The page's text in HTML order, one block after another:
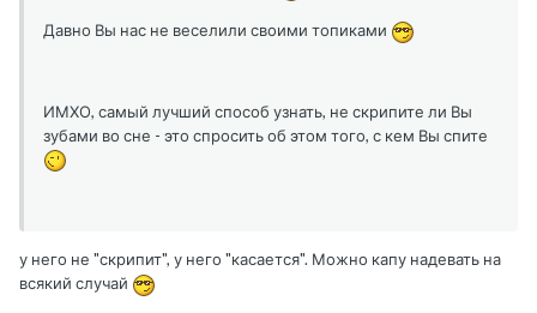
Давно Вы нас не веселили своими топиками
ИМХО, самый лучший способ узнать, не скрипите ли Вы
зубами во сне - это спросить об этом того, с кем Вы спите
у него не "скрипит", у него "касается". Можно капу надевать на
всякий случай